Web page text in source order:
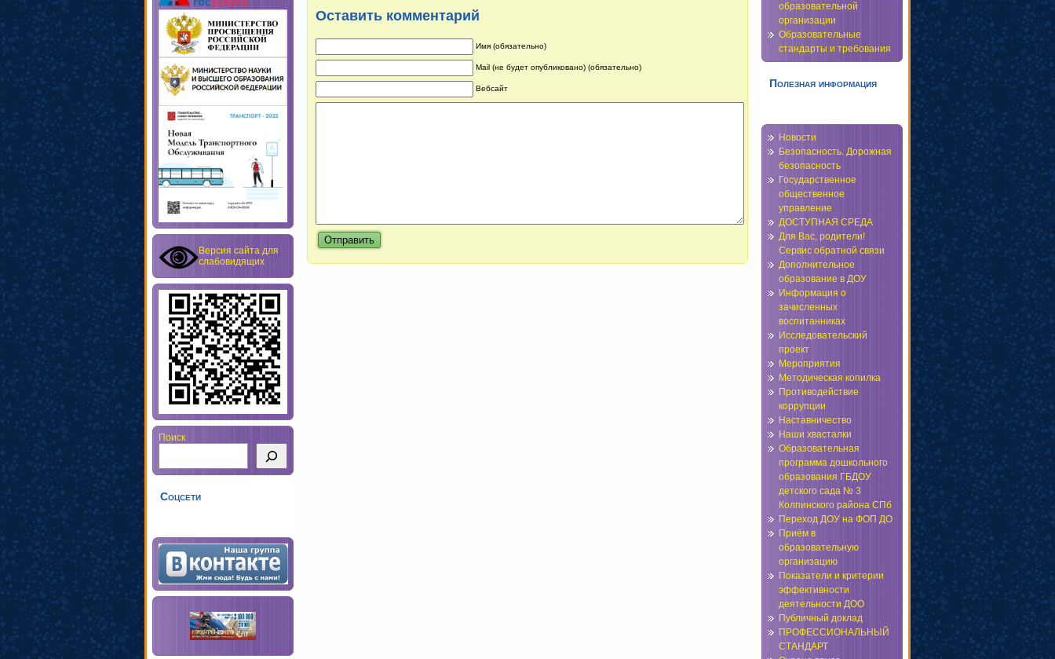
Версия сайта для
слабовидящих
Поиск
Соцсети
Оставить комментарий
Имя (обязательно)
Mail (не будет опубликовано) (обязательно)
Вебсайт
образовательной
организации
Образовательные
стандарты и требования
Полезная информация
Новости
Безопасность. Дорожная
безопасность
Государственное
общественное
управление
ДОСТУПНАЯ СРЕДА
Для Вас, родители!
Сервис обратной связи
Дополнительное
образование в ДОУ
Информация о
зачисленных
воспитанниках
Исследовательский
проект
Мероприятия
Методическая копилка
Противодействие
коррупции
Наставничество
Наши хвасталки
Образовательная
программа дошкольного
образования ГБДОУ
детского сада № 3
Колпинского района СПб
Переход ДОУ на ФОП ДО
Приём в
образовательную
организацию
Показатели и критерии
эффективности
деятельности ДОО
Публичный доклад
ПРОФЕССИОНАЛЬНЫЙ
СТАНДАРТ